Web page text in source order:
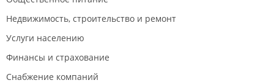
Недвижимость, строительство и ремонт
Услуги населению
Финансы и страхование
Снабжение компаний